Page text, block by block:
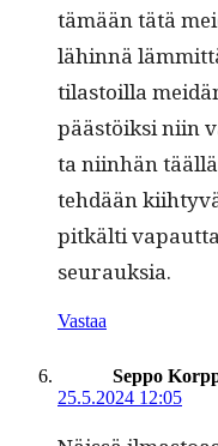
tämään tätä
lähin­nä
tilas­toil­la
päästöik­si niin
ta niin­hän tääl­lä
tehdään
pitkälti
seurauksia.
Vastaa
Seppo
25.5.2024 12:05